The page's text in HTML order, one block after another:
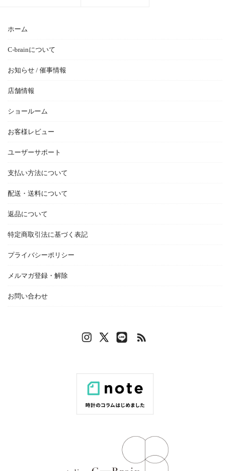
ホーム
C-brainについて
お知らせ / 催事情報
店舗情報
ショールーム
お客様レビュー
ユーザーサポート
支払い方法について
配送・送料について
返品について
特定商取引法に基づく表記
プライバシーポリシー
メルマガ登録・解除
お問い合わせ